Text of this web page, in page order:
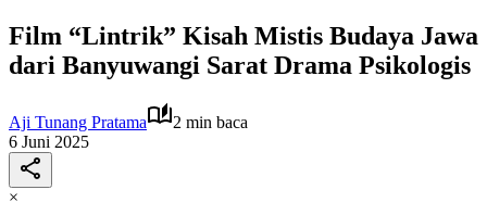
Film “Lintrik” Kisah Mistis Budaya Jawa
dari Banyuwangi Sarat Drama Psikologis
Aji Tunang Pratama
2 min baca
6 Juni 2025
×